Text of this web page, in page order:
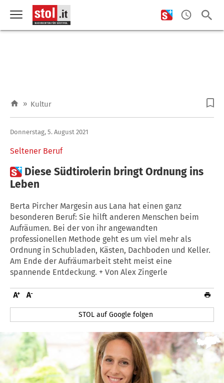
» Kultur
Seltener Beruf
Donnerstag, 5. August 2021
 Diese Südtirolerin bringt Ordnung ins
Leben
Berta Pircher Margesin aus Lana hat einen ganz
besonderen Beruf: Sie hilft anderen Menschen beim
Aufräumen. Bei der von ihr angewandten
professionellen Methode geht es um viel mehr als
Ordnung in Schubladen, Kästen, Dachboden und Keller.
Am Ende der Aufräumarbeit steht meist eine
spannende Entdeckung. + Von Alex Zingerle
STOL auf Google folgen